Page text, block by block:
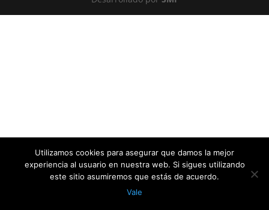
Utilizamos cookies para asegurar que damos la mejor
experiencia al usuario en nuestra web. Si sigues utilizando
este sitio asumiremos que estás de acuerdo.
Vale